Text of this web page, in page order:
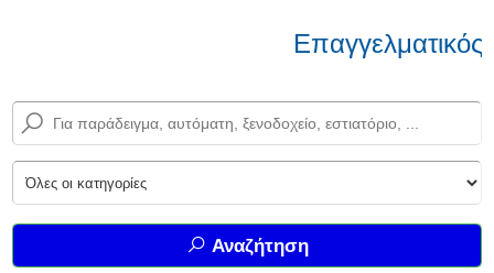
Αναζήτηση